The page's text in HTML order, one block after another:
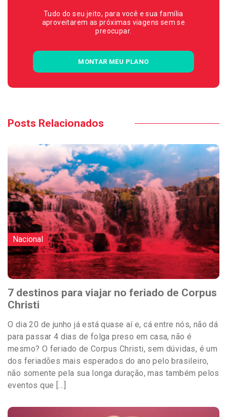
Tudo do seu jeito, para você e sua família
aproveitarem as próximas viagens sem se
preocupar.
MONTAR MEU PLANO
Posts Relacionados
Nacional
7 destinos para viajar no feriado de Corpus
Christi
O dia 20 de junho já está quase aí e, cá entre nós, não dá
para passar 4 dias de folga preso em casa, não é
mesmo? O feriado de Corpus Christi, sem dúvidas, é um
dos feriadões mais esperados do ano pelo brasileiro,
não somente pela sua longa duração, mas também pelos
eventos que […]